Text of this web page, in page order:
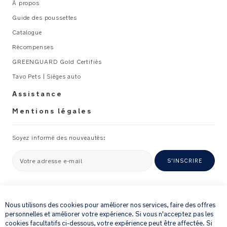
À propos
Guide des poussettes
Catalogue
Récompenses
GREENGUARD Gold Certifiés
Tavo Pets | Sièges auto
Assistance
Mentions légales
Soyez informé des nouveautés:
Votre adresse e-mail S'INSCRIRE
notre newsletter et des détails sur les produits et les offres qui pourraient
vous intéresser.
Pour plus de détails sur la manière dont nous traitons vos informations
Nous utilisons des cookies pour améliorer nos services, faire des offres
personnelles et améliorer votre expérience. Si vous n'acceptez pas les
cookies facultatifs ci-dessous, votre expérience peut être affectée. Si